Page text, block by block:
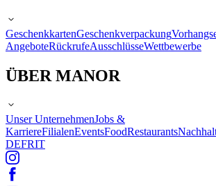
GeschenkkartenGeschenkverpackung
AngeboteRückrufeAusschlüsseWettbewerbe
ÜBER MANOR
Unser UnternehmenJobs &
KarriereFilialenEventsFoodRestaurants
DEFRIT